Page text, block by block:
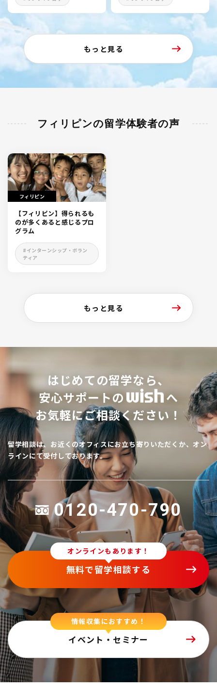
もっと見る
フィリピンの留学体験者の声
フィリピン
【フィリピン】得られるも
のが多くあると感じるプロ
グラム
#インターンシップ・ボラン
ティア
もっと見る
はじめての留学なら、
安心サポートの
へ
お気軽にご相談ください！
留学相談は、お近くのオフィスにお立ち寄りいただくか、オン
ラインにて受付しております。
0120-470-790
オンラインもあります！
無料で留学相談する
情報収集におすすめ！
イベント・セミナー